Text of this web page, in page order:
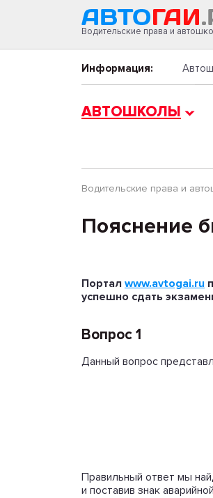
Водительские права и
Информация:
АВТОШКОЛЫ
Водительские права и
Пояснение
Портал www.avtogai.ru
успешно сдать
Вопрос 1
Данный вопрос
Правильный ответ мы
и поставив знак